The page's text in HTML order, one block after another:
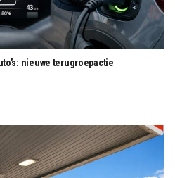
nieuwe terugroepactie